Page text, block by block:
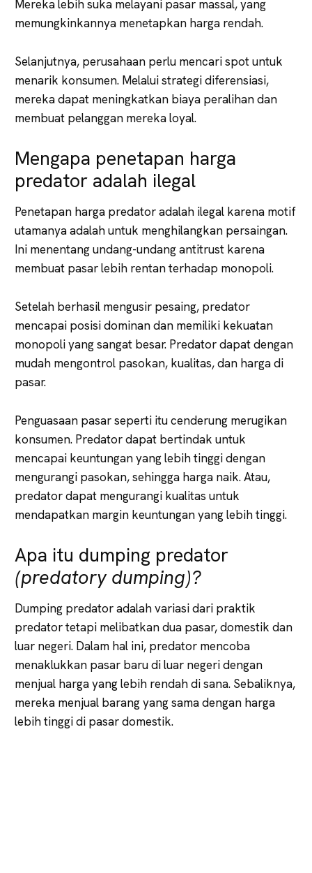
Mereka lebih suka melayani pasar massal, yang
memungkinkannya menetapkan harga rendah.
Selanjutnya, perusahaan perlu mencari spot untuk
menarik konsumen. Melalui strategi diferensiasi,
mereka dapat meningkatkan biaya peralihan dan
membuat pelanggan mereka loyal.
Mengapa penetapan harga
predator adalah ilegal
Penetapan harga predator adalah ilegal karena motif
utamanya adalah untuk menghilangkan persaingan.
Ini menentang undang-undang antitrust karena
membuat pasar lebih rentan terhadap monopoli.
Setelah berhasil mengusir pesaing, predator
mencapai posisi dominan dan memiliki kekuatan
monopoli yang sangat besar. Predator dapat dengan
mudah mengontrol pasokan, kualitas, dan harga di
pasar.
Penguasaan pasar seperti itu cenderung merugikan
konsumen. Predator dapat bertindak untuk
mencapai keuntungan yang lebih tinggi dengan
mengurangi pasokan, sehingga harga naik. Atau,
predator dapat mengurangi kualitas untuk
mendapatkan margin keuntungan yang lebih tinggi.
Apa itu dumping predator
(predatory dumping)?
Dumping predator adalah variasi dari praktik
predator tetapi melibatkan dua pasar, domestik dan
luar negeri. Dalam hal ini, predator mencoba
menaklukkan pasar baru di luar negeri dengan
menjual harga yang lebih rendah di sana. Sebaliknya,
mereka menjual barang yang sama dengan harga
lebih tinggi di pasar domestik.